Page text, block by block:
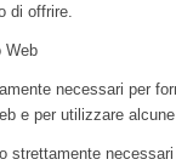
di offrire.
Web
necessari per
e per utilizzare
strettamente